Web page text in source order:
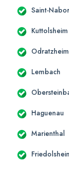
Saint-Nabor
Kuttolsheim
Odratzheim
Lembach
Haguenau
Marienthal